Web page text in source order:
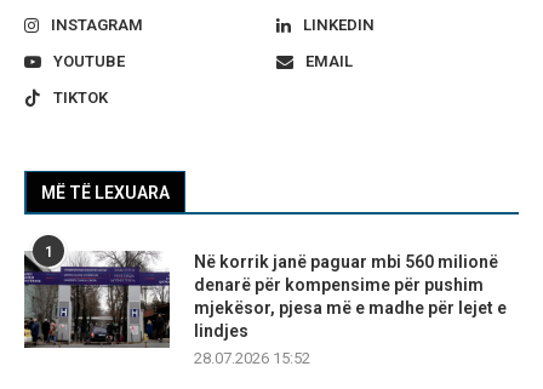
INSTAGRAM
LINKEDIN
YOUTUBE
EMAIL
TIKTOK
MË TË LEXUARA
1
Në korrik janë paguar mbi 560 milionë
denarë për kompensime për pushim
mjekësor, pjesa më e madhe për lejet e
lindjes
28.07.2026 15:52